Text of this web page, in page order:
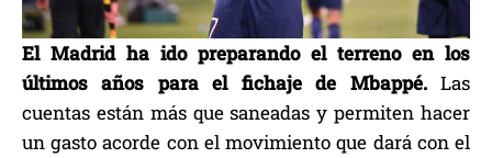
El Madrid ha ido preparando el terreno en los
últimos años para el fichaje de Mbappé.Las
cuentas están más que saneadas y permiten hacer
un gasto acorde con el movimiento que dará con el